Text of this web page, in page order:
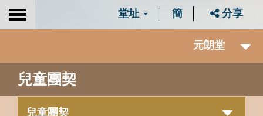
Toggle
堂址 簡 分享
元朗堂
兒童團契
兒童團契